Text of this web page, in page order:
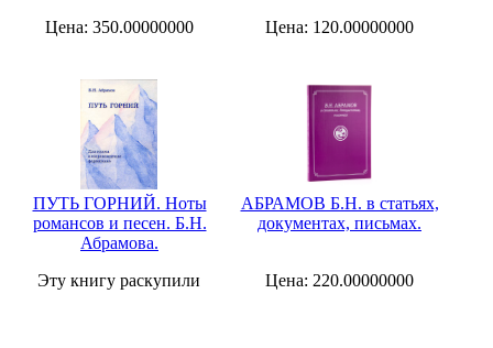
Цена: 350.00000000
Цена: 120.00000000
ПУТЬ ГОРНИЙ. Ноты
романсов и песен. Б.Н.
Абрамова.
Эту книгу раскупили
АБРАМОВ Б.Н. в статьях,
документах, письмах.
Цена: 220.00000000